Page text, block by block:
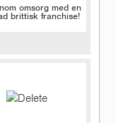
omsorg med en
brittisk franchise!